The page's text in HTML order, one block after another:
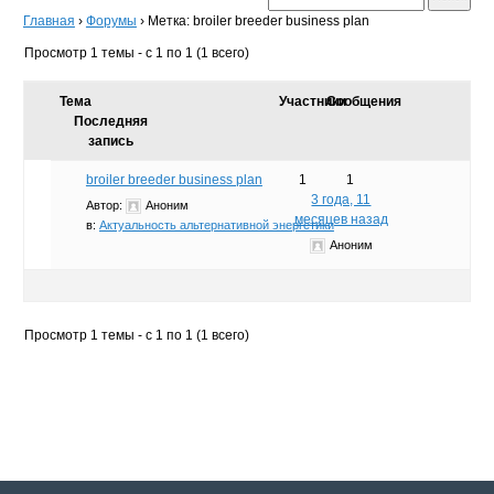
Главная › Форумы › Метка: broiler breeder business plan
Просмотр 1 темы - с 1 по 1 (1 всего)
Тема УчастникиСообщения
Последняя
запись
broiler breeder business plan
Автор:
Аноним
в: Актуальность альтернативной энергетики
1
1
3 года, 11
месяцев назад
Аноним
Просмотр 1 темы - с 1 по 1 (1 всего)